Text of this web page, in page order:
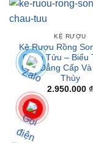
KỆ RƯỢU
Kệ Rượu Rồng
Chầu Tửu – Biểu
Của Đẳng Cấp Và
Thủy
2.950.000 ₫